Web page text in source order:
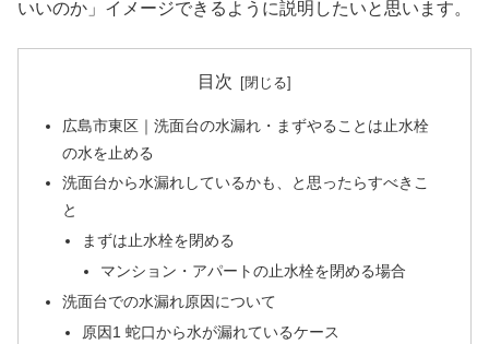
いいのか」イメージできるように説明したいと思います。
目次
広島市東区｜洗面台の水漏れ・まずやることは止水栓
の水を止める
洗面台から水漏れしているかも、と思ったらすべきこ
と
まずは止水栓を閉める
マンション・アパートの止水栓を閉める場合
洗面台での水漏れ原因について
原因1 蛇口から水が漏れているケース